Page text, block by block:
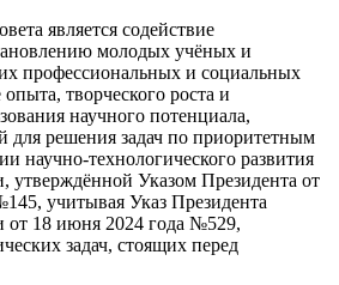
является содействие
молодых учёных и
профессиональных и социальных
творческого роста и
научного потенциала,
для решения задач по приоритетным
научно-технологического развития
утверждённой Указом Президента от
учитывая Указ Президента
от 18 июня 2024 года №529,
задач, стоящих перед